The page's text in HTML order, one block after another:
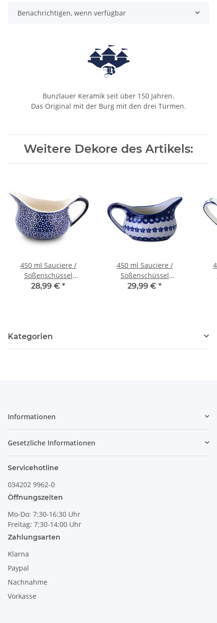
Benachrichtigen, wenn verfügbar
Bunzlauer Keramik seit über 150 Jahren.
Das Original mit der Burg mit den drei Türmen.
Weitere Dekore des Artikels:
450 ml Sauciere /
Soßenschüssel
18x9,6cm, Dekor 120
28,99 € *
450 ml Sauciere /
Soßenschüssel
18x9,6cm, Dekor 166a
29,99 € *
Kategorien
Informationen
Gesetzliche Informationen
Servicehotline
034202 9962-0
Öffnungszeiten
Mo-Do: 7:30-16:30 Uhr
Freitag: 7:30-14:00 Uhr
Zahlungsarten
Klarna
Paypal
Nachnahme
Vorkasse